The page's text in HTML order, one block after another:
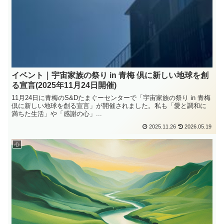
イベント｜宇宙家族の祭り in 青梅 倶に新しい地球を創
る宣言(2025年11月24日開催)
11月24日に青梅のS&Dたまぐーセンターで「宇宙家族の祭り in 青梅
倶に新しい地球を創る宣言」が開催されました。私も「愛と調和に
満ちた生活」や「感謝の心」...
2025.11.26 2026.05.19
心